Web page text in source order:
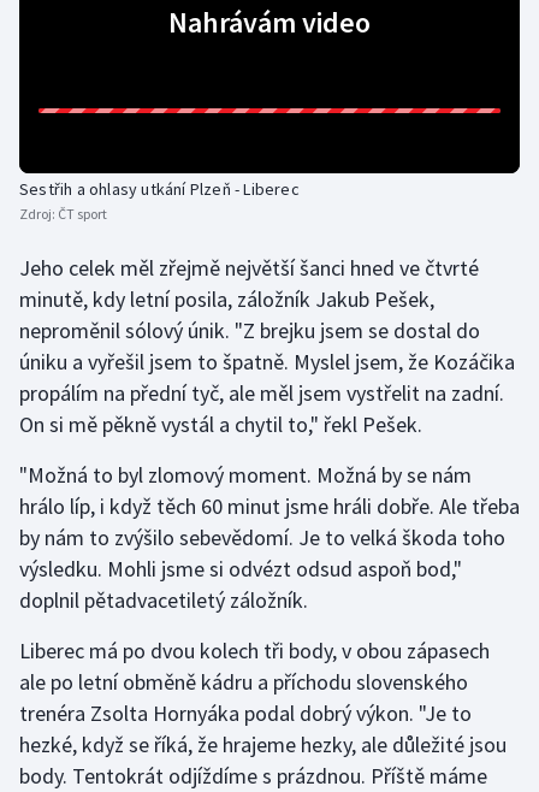
Rychlobruslení
Rychlostní kanoistika
Short track
Sportovní střelba
Triatlon
Veslování
Volejbal
Ostatní
Nahrávám video
Sestřih a ohlasy utkání Plzeň - Liberec
Zdroj: ČT sport
Jeho celek měl zřejmě největší šanci hned ve čtvrté
minutě, kdy letní posila, záložník Jakub Pešek,
neproměnil sólový únik. "Z brejku jsem se dostal do
úniku a vyřešil jsem to špatně. Myslel jsem, že Kozáčika
propálím na přední tyč, ale měl jsem vystřelit na zadní.
On si mě pěkně vystál a chytil to," řekl Pešek.
"Možná to byl zlomový moment. Možná by se nám
hrálo líp, i když těch 60 minut jsme hráli dobře. Ale třeba
by nám to zvýšilo sebevědomí. Je to velká škoda toho
výsledku. Mohli jsme si odvézt odsud aspoň bod,"
doplnil pětadvacetiletý záložník.
Liberec má po dvou kolech tři body, v obou zápasech
ale po letní obměně kádru a příchodu slovenského
trenéra Zsolta Hornyáka podal dobrý výkon. "Je to
hezké, když se říká, že hrajeme hezky, ale důležité jsou
body. Tentokrát odjíždíme s prázdnou. Příště máme